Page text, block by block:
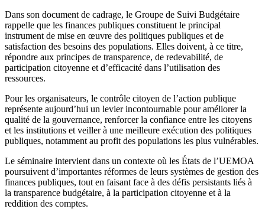
Dans son document de cadrage, le Groupe de Suivi Budgétaire
rappelle que les finances publiques constituent le principal
instrument de mise en œuvre des politiques publiques et de
satisfaction des besoins des populations. Elles doivent, à ce titre,
répondre aux principes de transparence, de redevabilité, de
participation citoyenne et d’efficacité dans l’utilisation des
ressources.
Pour les organisateurs, le contrôle citoyen de l’action publique
représente aujourd’hui un levier incontournable pour améliorer la
qualité de la gouvernance, renforcer la confiance entre les citoyens
et les institutions et veiller à une meilleure exécution des politiques
publiques, notamment au profit des populations les plus vulnérables.
Le séminaire intervient dans un contexte où les États de l’UEMOA
poursuivent d’importantes réformes de leurs systèmes de gestion des
finances publiques, tout en faisant face à des défis persistants liés à
la transparence budgétaire, à la participation citoyenne et à la
reddition des comptes.